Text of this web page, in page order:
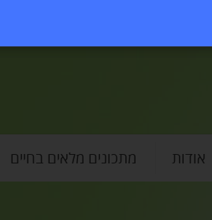
אודות מתכונים מלאים בחיים